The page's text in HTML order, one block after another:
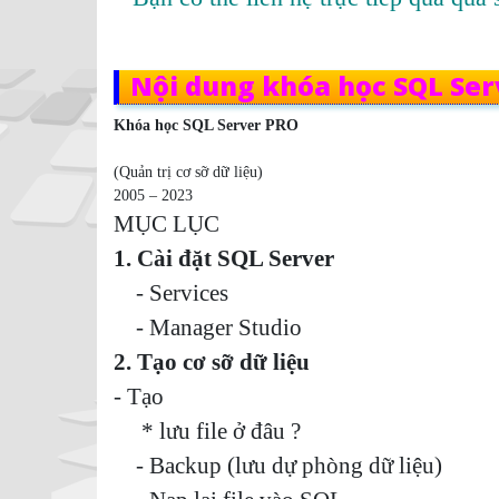
Nội dung khóa học SQL
Khóa học SQL Server PRO
(Quản trị cơ sỡ dữ liệu)
2005 – 2023
MỤC LỤC
1. Cài đặt SQL Server
- Services
- Manager Studio
2. Tạo cơ sỡ dữ liệu
- Tạo
* lưu file ở đâu ?
- Backup (lưu dự phòng dữ liệu)